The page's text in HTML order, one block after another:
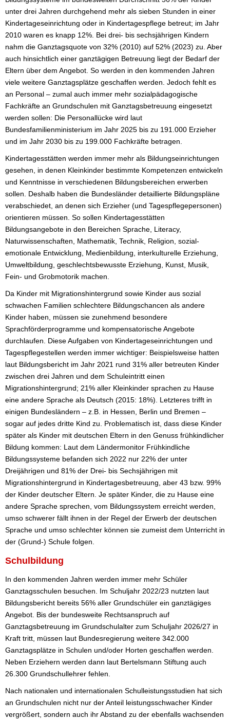
unter drei Jahren durchgehend mehr als sieben Stunden in einer
Kindertageseinrichtung oder in Kindertagespflege betreut; im Jahr
2010 waren es knapp 12%. Bei drei- bis sechsjährigen Kindern
nahm die Ganztagsquote von 32% (2010) auf 52% (2023) zu. Aber
auch hinsichtlich einer ganztägigen Betreuung liegt der Bedarf der
Eltern über dem Angebot. So werden in den kommenden Jahren
viele weitere Ganztagsplätze geschaffen werden. Jedoch fehlt es
an Personal – zumal auch immer mehr sozialpädagogische
Fachkräfte an Grundschulen mit Ganztagsbetreuung eingesetzt
werden sollen: Die Personallücke wird laut
Bundesfamilienministerium im Jahr 2025 bis zu 191.000 Erzieher
und im Jahr 2030 bis zu 199.000 Fachkräfte betragen.
Kindertagesstätten werden immer mehr als Bildungseinrichtungen
gesehen, in denen Kleinkinder bestimmte Kompetenzen entwickeln
und Kenntnisse in verschiedenen Bildungsbereichen erwerben
sollen. Deshalb haben die Bundesländer detaillierte Bildungspläne
verabschiedet, an denen sich Erzieher (und Tagespflegepersonen)
orientieren müssen. So sollen Kindertagesstätten
Bildungsangebote in den Bereichen Sprache, Literacy,
Naturwissenschaften, Mathematik, Technik, Religion, sozial-
emotionale Entwicklung, Medienbildung, interkulturelle Erziehung,
Umweltbildung, geschlechtsbewusste Erziehung, Kunst, Musik,
Fein- und Grobmotorik machen.
Da Kinder mit Migrationshintergrund sowie Kinder aus sozial
schwachen Familien schlechtere Bildungschancen als andere
Kinder haben, müssen sie zunehmend besondere
Sprachförderprogramme und kompensatorische Angebote
durchlaufen. Diese Aufgaben von Kindertageseinrichtungen und
Tagespflegestellen werden immer wichtiger: Beispielsweise hatten
laut Bildungsbericht im Jahr 2021 rund 31% aller betreuten Kinder
zwischen drei Jahren und dem Schuleintritt einen
Migrationshintergrund; 21% aller Kleinkinder sprachen zu Hause
eine andere Sprache als Deutsch (2015: 18%). Letzteres trifft in
einigen Bundesländern – z.B. in Hessen, Berlin und Bremen –
sogar auf jedes dritte Kind zu. Problematisch ist, dass diese Kinder
später als Kinder mit deutschen Eltern in den Genuss frühkindlicher
Bildung kommen: Laut dem Ländermonitor Frühkindliche
Bildungssysteme befanden sich 2022 nur 22% der unter
Dreijährigen und 81% der Drei- bis Sechsjährigen mit
Migrationshintergrund in Kindertagesbetreuung, aber 43 bzw. 99%
der Kinder deutscher Eltern. Je später Kinder, die zu Hause eine
andere Sprache sprechen, vom Bildungssystem erreicht werden,
umso schwerer fällt ihnen in der Regel der Erwerb der deutschen
Sprache und umso schlechter können sie zumeist dem Unterricht in
der (Grund-) Schule folgen.
Schulbildung
In den kommenden Jahren werden immer mehr Schüler
Ganztagsschulen besuchen. Im Schuljahr 2022/23 nutzten laut
Bildungsbericht bereits 56% aller Grundschüler ein ganztägiges
Angebot. Bis der bundesweite Rechtsanspruch auf
Ganztagsbetreuung im Grundschulalter zum Schuljahr 2026/27 in
Kraft tritt, müssen laut Bundesregierung weitere 342.000
Ganztagsplätze in Schulen und/oder Horten geschaffen werden.
Neben Erziehern werden dann laut Bertelsmann Stiftung auch
26.300 Grundschullehrer fehlen.
Nach nationalen und internationalen Schulleistungsstudien hat sich
an Grundschulen nicht nur der Anteil leistungsschwacher Kinder
vergrößert, sondern auch ihr Abstand zu der ebenfalls wachsenden